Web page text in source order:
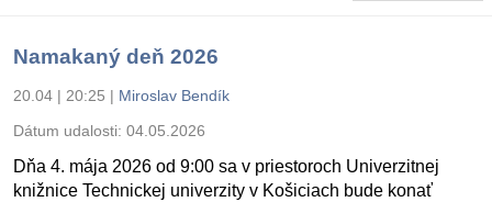
Namakaný deň 2026
20.04 | 20:25 | Miroslav Bendík
Dátum udalosti: 04.05.2026
Dňa 4. mája 2026 od 9:00 sa v priestoroch Univerzitnej
knižnice Technickej univerzity v Košiciach bude konať